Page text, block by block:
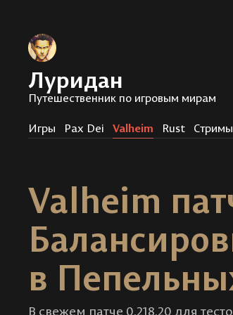
Луридан
Путешественник по игровым мирам
Игры Pax Dei Valheim Rust Стримы
Valheim
в
В свежем патче 0.218.20 для